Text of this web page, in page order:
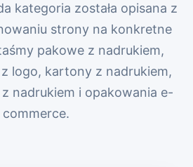
kategoria została opisana z
strony na konkretne
pakowe z nadrukiem,
logo, kartony z nadrukiem,
nadrukiem i opakowania e-
commerce.